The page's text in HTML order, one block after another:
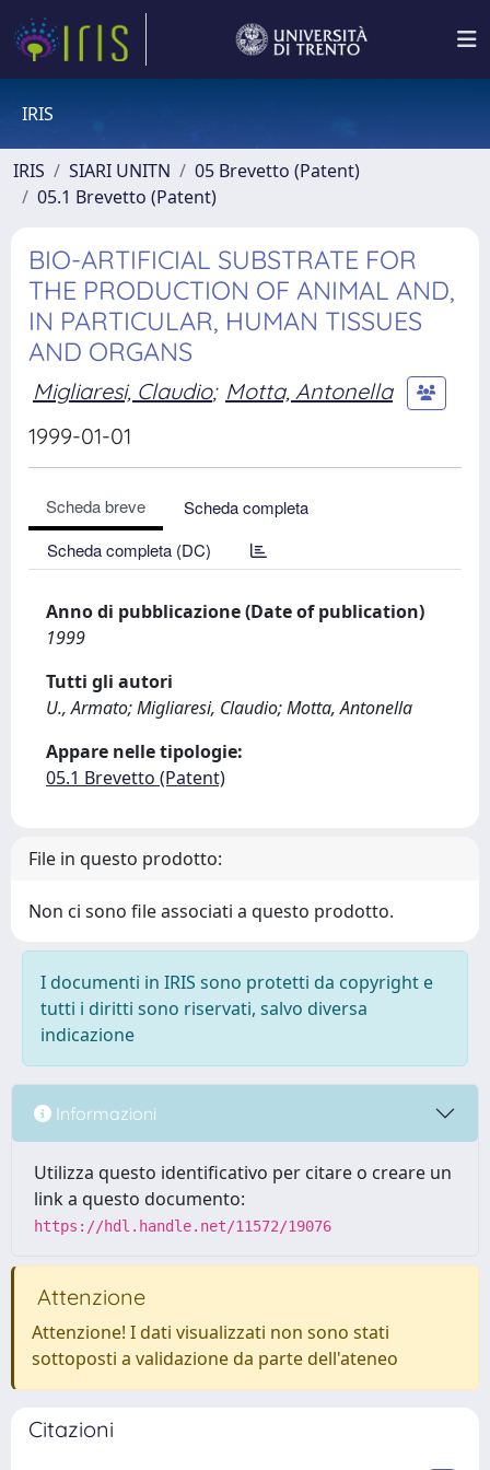
IRIS
IRIS SIARI UNITN
05 Brevetto (Patent)
05.1 Brevetto (Patent)
BIO-ARTIFICIAL SUBSTRATE FOR
THE PRODUCTION OF ANIMAL AND,
IN PARTICULAR, HUMAN TISSUES
AND ORGANS
Migliaresi, Claudio; Motta, Antonella
1999-01-01
Scheda breve
Scheda completa
Scheda completa (DC)
Anno di pubblicazione (Date of publication)
1999
Tutti gli autori
U., Armato; Migliaresi, Claudio; Motta, Antonella
Appare nelle tipologie:
05.1 Brevetto (Patent)
File in questo prodotto:
Non ci sono file associati a questo prodotto.
I documenti in IRIS sono protetti da copyright e
tutti i diritti sono riservati, salvo diversa
indicazione
Informazioni
Utilizza questo identificativo per citare o creare un
link a questo documento:
https://hdl.handle.net/11572/19076
Attenzione
Attenzione! I dati visualizzati non sono stati
sottoposti a validazione da parte dell'ateneo
Citazioni